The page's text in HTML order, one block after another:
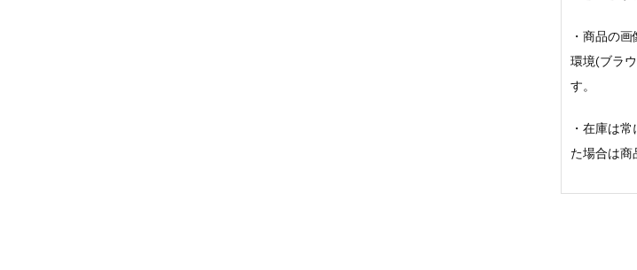
・商品の
環境(ブラ
す。
・在庫は
た場合は商